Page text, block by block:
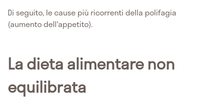
Di seguito, le cause più ricorrenti della polifagia
(aumento dell'appetito).
La dieta alimentare non
equilibrata